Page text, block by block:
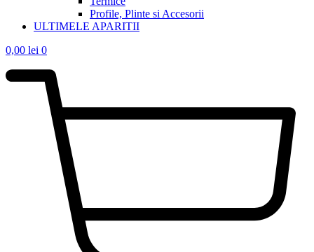
Profile, Plinte si Accesorii
ULTIMELE APARITII
0,00 lei 0